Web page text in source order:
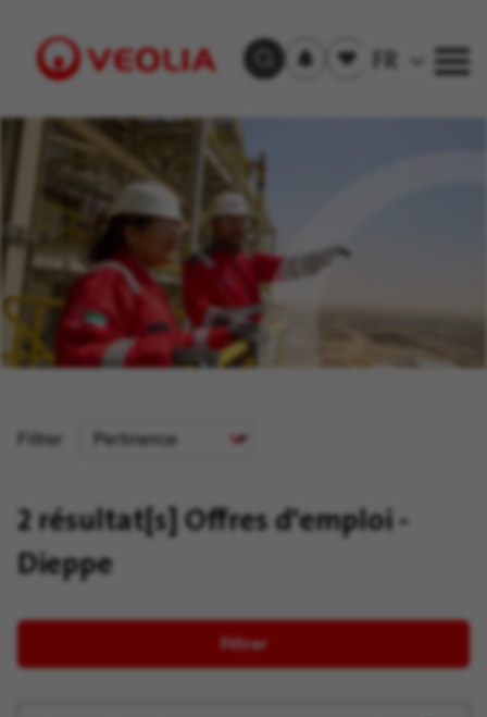
Visit
Trouver un emploi
aux
Offre(s)
sauvegardée(s)
FR
Filtrer
Critère
2 résultat[s]Offres d'emploi -
Dieppe
Filtrer